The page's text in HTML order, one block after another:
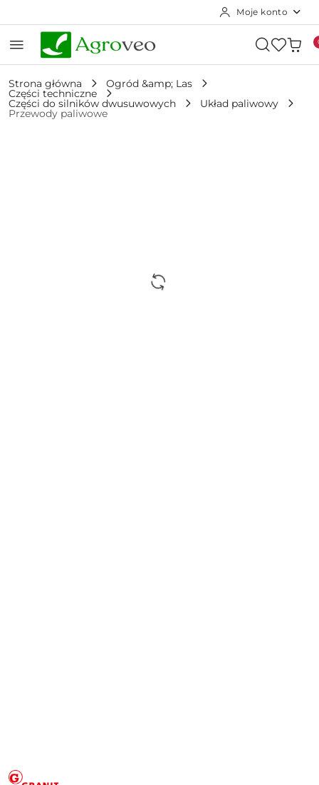
Moje konto
Strona główna Ogród &amp; Las
Części techniczne
Części do silników dwusuwowych Układ paliwowy
Przewody paliwowe
GRANIT